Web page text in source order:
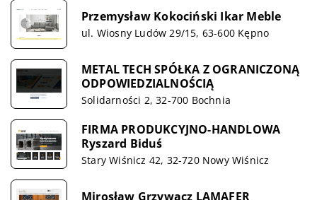
Przemysław Kokociński Ikar Meble
ul. Wiosny Ludów 29/15, 63-600 Kępno
METAL TECH SPÓŁKA Z OGRANICZONĄ
ODPOWIEDZIALNOŚCIĄ
Solidarności 2, 32-700 Bochnia
FIRMA PRODUKCYJNO-HANDLOWA
Ryszard Biduś
Stary Wiśnicz 42, 32-720 Nowy Wiśnicz
Mirosław Grzywacz LAMAFER